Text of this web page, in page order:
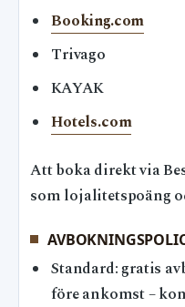
Booking.com
Trivago
KAYAK
Hotels.com
Att boka direkt via
som lojalitetspoäng
Standard: gratis
före ankomst –